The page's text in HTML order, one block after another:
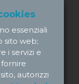
essenziali
sito web;
i servizi e
autorizzi